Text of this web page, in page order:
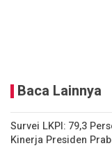
Baca Lainnya
Survei LKPI: 79,3
Kinerja Presiden